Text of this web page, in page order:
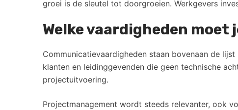
groei is de sleutel tot doorgroeien. Werkgevers
Welke vaardigheden
Communicatievaardigheden staan bovenaan de
klanten en leidinggevenden die geen technische
projectuitvoering.
Projectmanagement wordt steeds relevanter, ook